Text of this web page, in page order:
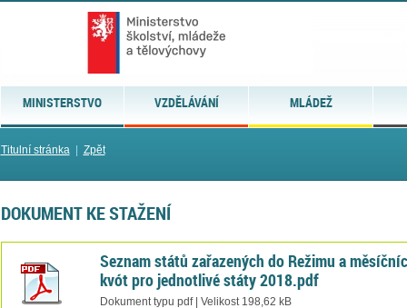
MINISTERSTVO VZDĚLÁVÁNÍ MLÁDEŽ
Titulní stránka| Zpět
DOKUMENT KE STAŽENÍ
Seznam států zařazených do Režimu a
kvót pro jednotlivé státy 2018.pdf
Dokument typu pdf | Velikost 198,62 kB